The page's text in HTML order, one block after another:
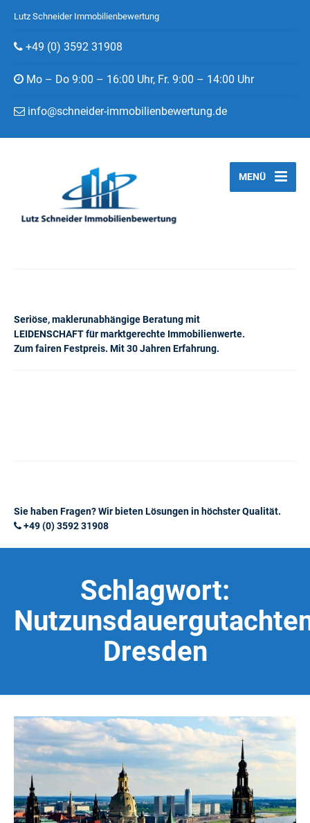
Lutz Schneider Immobilienbewertung
+49 (0) 3592 31908
Mo – Do 9:00 – 16:00 Uhr, Fr. 9:00 – 14:00 Uhr
info@schneider-immobilienbewertung.de
Seriöse, maklerunabhängige Beratung mit
LEIDENSCHAFT für marktgerechte Immobilienwerte.
Zum fairen Festpreis. Mit 30 Jahren Erfahrung.
MENÜ
Sie haben Fragen? Wir bieten Lösungen in höchster Qualität.
+49 (0) 3592 31908
Schlagwort:
Dresden